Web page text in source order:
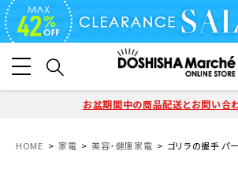
お盆期間中の商品配送とお問い合
HOME 家電 美容・健康家電 ゴリラの握手 パ